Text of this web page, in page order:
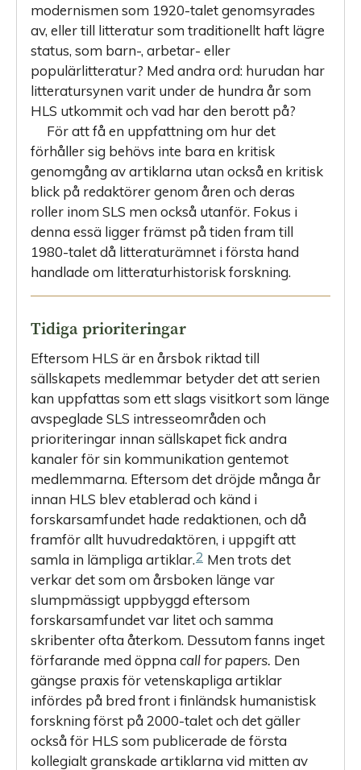
modernismen som 1920-talet genomsyrades
av, eller till litteratur som traditionellt haft lägre
status, som barn-, arbetar- eller
populärlitteratur? Med andra ord: hurudan har
litteratursynen varit under de hundra år som
HLS utkommit och vad har den berott på?
För att få en uppfattning om hur det
förhåller sig behövs inte bara en kritisk
genomgång av artiklarna utan också en kritisk
blick på redaktörer genom åren och deras
roller inom SLS men också utanför. Fokus i
denna essä ligger främst på tiden fram till
1980-talet då litte­raturämnet i första hand
handlade om litteraturhistorisk forskning.
Tidiga prioriteringar
Eftersom HLS är en årsbok riktad till
sällskapets medlemmar betyder det att serien
kan uppfattas som ett slags visitkort som länge
avspeglade SLS intresseområden och
prioriteringar innan sällskapet fick andra
kanaler för sin kommunikation gentemot
medlemmarna. Eftersom det dröjde många år
innan HLS blev etablerad och känd i
forskarsamfundet hade redaktionen, och då
framför allt huvudredaktören, i uppgift att
samla in lämpliga artiklar.2 Men trots det
verkar det som om årsboken länge var
slumpmässigt uppbyggd eftersom
forskarsamfundet var litet och samma
skribenter ofta återkom. Dessutom fanns inget
förfarande med öppna call for papers. Den
gängse praxis för vetenskapliga artiklar
infördes på bred front i finländsk humanistisk
forskning först på 2000-talet och det gäller
också för HLS som publicerade de första
kollegialt granskade artiklarna vid mitten av